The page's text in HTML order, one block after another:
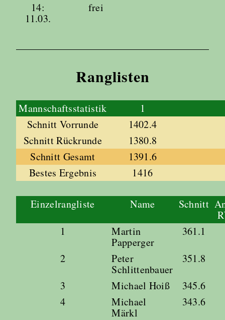
14:
11.03.
frei
Ranglisten
Mannschaftsstatistik
1
Schnitt Vorrunde
1402.4
Schnitt Rückrunde
1380.8
Schnitt Gesamt
1391.6
Bestes Ergebnis
1416
Einzelrangliste Name Schnitt
1
Martin
Papperger
361.1
2
Peter
Schlittenbauer
351.8
3
Michael Hoiß 345.6
4
Michael
Märkl
343.6